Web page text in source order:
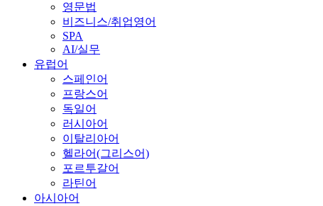
영문법
비즈니스/취업영어
SPA
AI/실무
유럽어
스페인어
프랑스어
독일어
러시아어
이탈리아어
헬라어(그리스어)
포르투갈어
라틴어
아시아어